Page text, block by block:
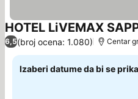
HOTEL LiVEMAX
6,5(broj ocena: 1.080) Centar
Izaberi datume da bi se